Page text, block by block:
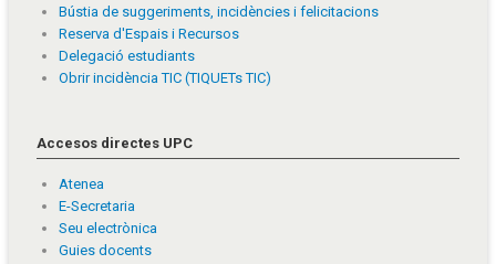
Bústia de suggeriments, incidències i felicitacions
Reserva d'Espais i Recursos
Delegació estudiants
Obrir incidència TIC (TIQUETs TIC)
Accesos directes UPC
Atenea
E-Secretaria
Seu electrònica
Guies docents